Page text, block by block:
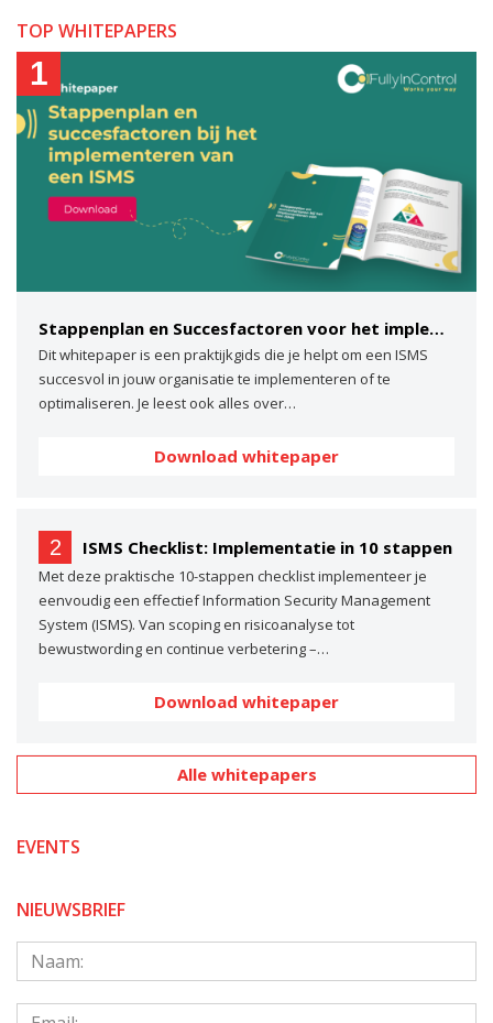
TOP WHITEPAPERS
1
Stappenplan en Succesfactoren voor het implementeren van een ISMS
Dit whitepaper is een praktijkgids die je helpt om een ISMS
succesvol in jouw organisatie te implementeren of te
optimaliseren. Je leest ook alles over…
Download whitepaper
2 ISMS Checklist: Implementatie in 10 stappen
Met deze praktische 10-stappen checklist implementeer je
eenvoudig een effectief Information Security Management
System (ISMS). Van scoping en risicoanalyse tot
bewustwording en continue verbetering –…
Download whitepaper
Alle whitepapers
EVENTS
NIEUWSBRIEF